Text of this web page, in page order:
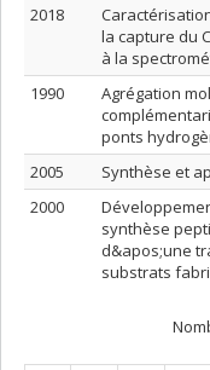
2018
la capture du
à la
1990
Agrégation
ponts
2005
Synthèse et
2000
synthèse
d&apos;une
substrats